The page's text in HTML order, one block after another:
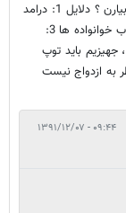
وقتي پسرها پول زن گرفتن ندارن ، دخترا شوهر از كجا بيارن ؟ دلايل 1: درامد
پايين به نسبت هزينه هاي زندگي 2: حساسيت هاي كاذب خوانواده ها 3:
بايد توپ
به ازدواج نيست
۰۹:۴۴ - ۱۳۹۱/۱۲/۰۷